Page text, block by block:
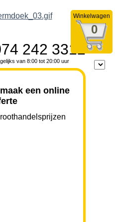
Winkelwagen
0
242 3312
van 8:00 tot 20:00 uur
een online